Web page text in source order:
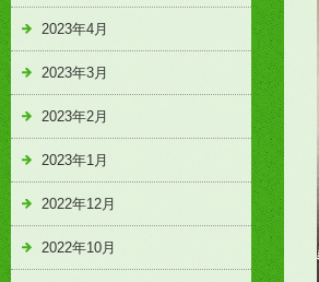
2023年4月
2023年3月
2023年2月
2023年1月
2022年12月
2022年10月